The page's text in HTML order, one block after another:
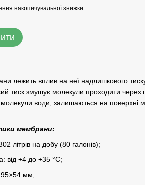
накопичувальної знижки
лежить вплив на неї надлишкового
тиск змушує молекули проходити
молекули води, залишаються на поверхні
мембрани:
літрів на добу (80 галонів);
від +4 до +35 °С;
мм;